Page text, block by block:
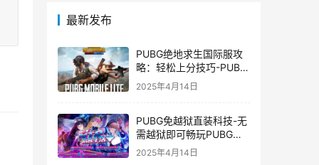
最新发布
PUBG绝地求生国际服攻
略：轻松上分技巧-PUBG
绝地求生国际服新手入门
2025年4月14日
PUBG免越狱直装科技-无
需越狱即可畅玩PUBG的
安装技巧
2025年4月14日